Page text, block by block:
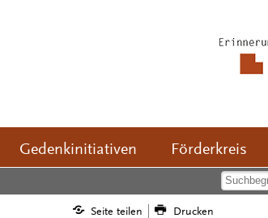
Gedenkinitiativen Förderkreis
Seite teilen Drucken